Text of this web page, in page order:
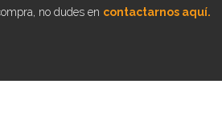
no dudes en contactarnos aquí.